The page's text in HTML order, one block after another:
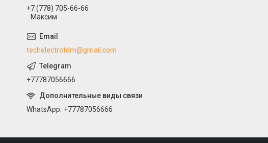
+7 (778) 705-66-66
Максим
techelectrotdm@gmail.com
+77787056666
WhatsApp +77787056666